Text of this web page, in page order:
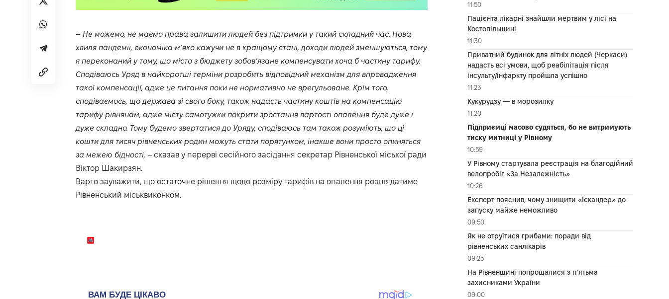
– Не можемо, не маємо права залишити людей без підтримки у такий складний час. Нова
хвиля пандемії, економіка м’яко кажучи не в кращому стані, доходи людей зменшуються, тому
я переконаний у тому, що місто з бюджету зобов’язане компенсувати хоча б частину тарифу.
Сподіваюсь Уряд в найкоротші терміни розробить відповідний механізм для впровадження
такої компенсації, адже це питання поки не нормативно не врегульоване. Крім того,
сподіваємось, що держава зі свого боку, також надасть частину коштів на компенсацію
тарифу рівнянам, адже місту самотужки покрити зростання вартості опалення буде дуже і
дуже складно. Тому будемо звертатися до Уряду, сподіваюсь там також розуміють, що ці
кошти для тисяч рівненських родин можуть стати порятунком, інакше вони просто опиняться
за межею бідності, – сказав у перерві сесійного засідання секретар Рівненської міської ради
Віктор Шакирзян.
Варто зауважити, що остаточне рішення щодо розміру тарифів на опалення розглядатиме
Рівненський міськвиконком.
11:50
Пацієнта лікарні знайшли мертвим у лісі на
Костопільщині
11:30
Приватний будинок для літніх людей (Черкаси)
надасть всі умови, щоб реабілітація після
інсульту/інфаркту пройшла успішно
11:23
Кукурудзу — в морозилку
11:20
Підприємці масово судяться, бо не витримують
тиску митниці у Рівному
10:59
У Рівному стартувала реєстрація на благодійний
велопробіг «За Незалежність»
10:26
Експерт пояснив, чому знищити «Іскандер» до
запуску майже неможливо
09:50
Як не отруїтися грибами: поради від
рівненських санлікарів
09:25
На Рівненщині попрощалися з п’ятьма
захисниками України
09:00